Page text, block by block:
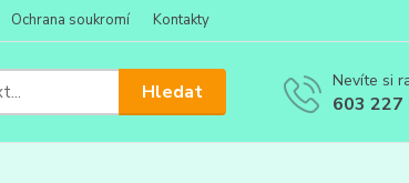
Ochrana soukromí Kontakty
Hledat Nevíte si
603 227